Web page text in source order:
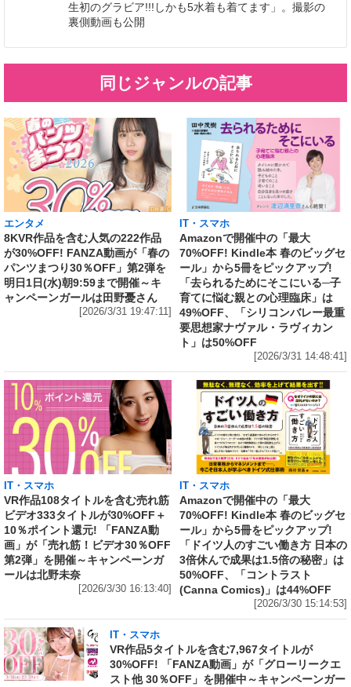
生初のグラビア!!!しかも5水着も着てます」。撮影の
裏側動画も公開
同じジャンルの記事
エンタメ
8KVR作品を含む人気の222作品
が30%OFF! FANZA動画が「春の
パンツまつり30％OFF」第2弾を
明日1日(水)朝9:59まで開催～キ
ャンペーンガールは田野憂さん
[2026/3/31 19:47:11]
IT・スマホ
Amazonで開催中の「最大
70%OFF! Kindle本 春のビッグセ
ール」から5冊をピックアップ!
「去られるためにそこにいる─子
育てに悩む親との心理臨床」は
49%OFF、「シリコンバレー最重
要思想家ナヴァル・ラヴィカン
ト」は50%OFF
[2026/3/31 14:48:41]
IT・スマホ
VR作品108タイトルを含む売れ筋
ビデオ333タイトルが30%OFF＋
10％ポイント還元! 「FANZA動
画」が「売れ筋！ビデオ30％OFF
第2弾」を開催～キャンペーンガ
ールは北野未奈
[2026/3/30 16:13:40]
IT・スマホ
Amazonで開催中の「最大
70%OFF! Kindle本 春のビッグセ
ール」から5冊をピックアップ!
「ドイツ人のすごい働き方 日本の
3倍休んで成果は1.5倍の秘密」は
50%OFF、「コントラスト
(Canna Comics)」は44%OFF
[2026/3/30 15:14:53]
IT・スマホ
VR作品5タイトルを含む7,967タイトルが
30%OFF! 「FANZA動画」が「グローリークエ
スト他 30％OFF」を開催中～キャンペーンガー